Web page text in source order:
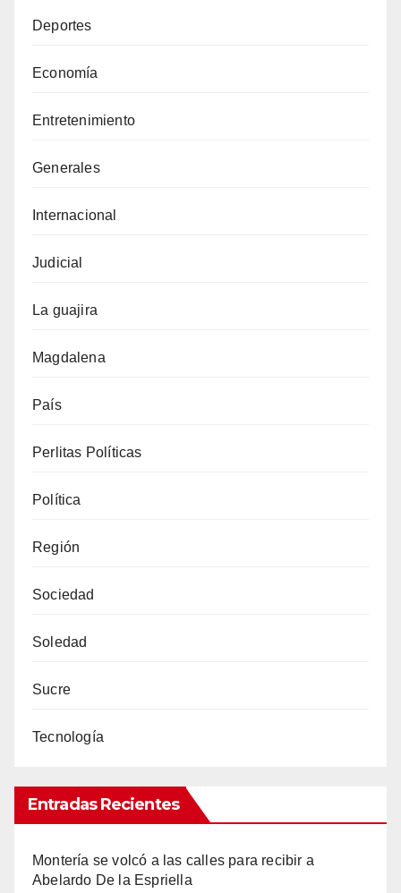
Deportes
Economía
Entretenimiento
Generales
Internacional
Judicial
La guajira
Magdalena
País
Perlitas Políticas
Política
Región
Sociedad
Soledad
Sucre
Tecnología
Entradas Recientes
Montería se volcó a las calles para recibir a
Abelardo De la Espriella